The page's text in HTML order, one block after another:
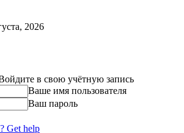
2026
в свою учётную запись
Ваше имя пользователя
Ваш пароль
Get help